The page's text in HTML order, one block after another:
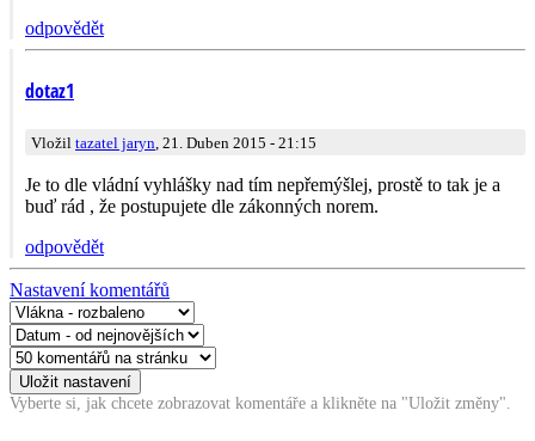
odpovědět
dotaz1
Vložil tazatel jaryn , 21. Duben 2015 - 21:15
Je to dle vládní vyhlášky nad tím nepřemýšlej, prostě to tak je a
buď rád , že postupujete dle zákonných norem.
odpovědět
Nastavení komentářů
Vyberte si, jak chcete zobrazovat komentáře a klikněte na "Uložit změny".